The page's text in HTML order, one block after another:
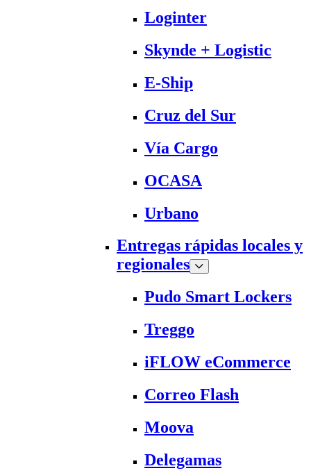
Loginter
Skynde + Logistic
E-Ship
Cruz del Sur
Vía Cargo
OCASA
Urbano
Entregas rápidas locales y
regionales
Pudo Smart Lockers
Treggo
iFLOW eCommerce
Correo Flash
Moova
Delegamas